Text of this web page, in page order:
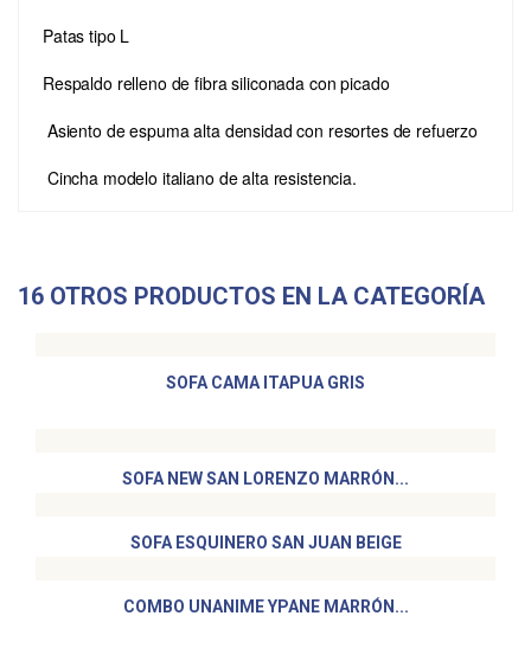
Patas tipo L
Respaldo relleno de fibra siliconada con picado
Asiento de espuma alta densidad con resortes de refuerzo
Cincha modelo italiano de alta resistencia.
16 OTROS PRODUCTOS EN LA CATEGORÍA
SOFA CAMA ITAPUA GRIS
SOFA NEW SAN LORENZO MARRÓN...
SOFA ESQUINERO SAN JUAN BEIGE
COMBO UNANIME YPANE MARRÓN...